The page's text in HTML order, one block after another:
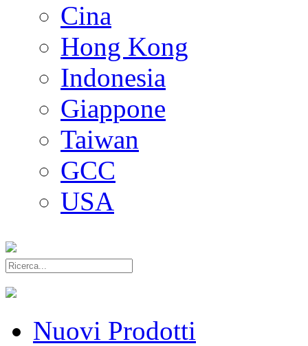
Cina
Hong Kong
Indonesia
Giappone
Taiwan
GCC
USA
Nuovi Prodotti